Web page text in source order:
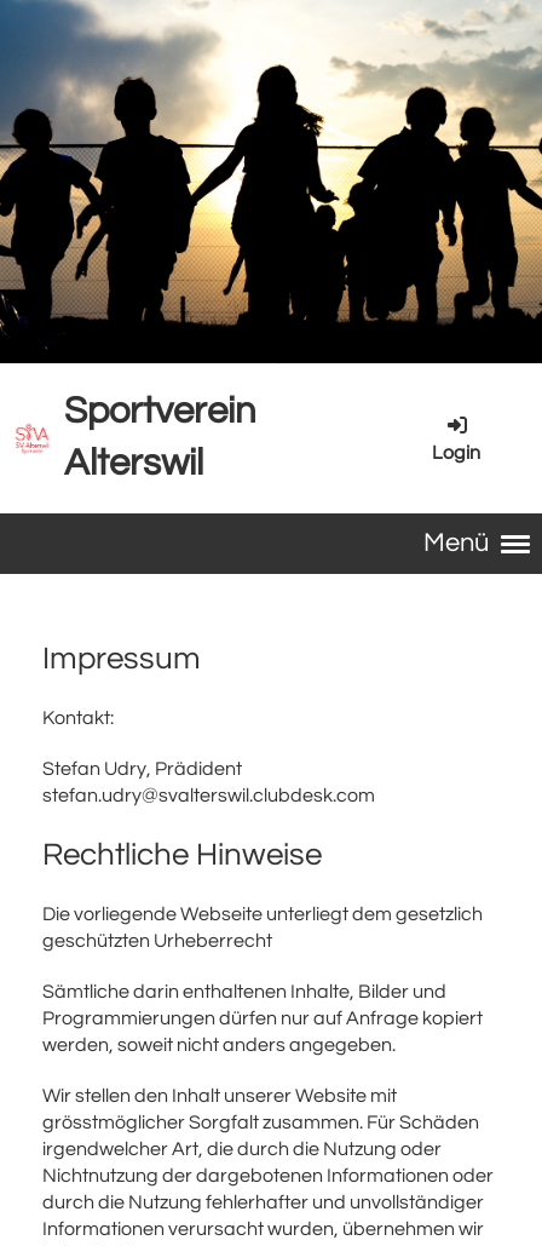
Sportverein
Alterswil
Login
Menü
Impressum
Kontakt:
Stefan Udry, Prädident
stefan.udry@svalterswil.clubdesk.com
Rechtliche Hinweise
Die vorliegende Webseite unterliegt dem gesetzlich
geschützten Urheberrecht
Sämtliche darin enthaltenen Inhalte, Bilder und
Programmierungen dürfen nur auf Anfrage kopiert
werden, soweit nicht anders angegeben.
Wir stellen den Inhalt unserer Website mit
grösstmöglicher Sorgfalt zusammen. Für Schäden
irgendwelcher Art, die durch die Nutzung oder
Nichtnutzung der dargebotenen Informationen oder
durch die Nutzung fehlerhafter und unvollständiger
Informationen verursacht wurden, übernehmen wir